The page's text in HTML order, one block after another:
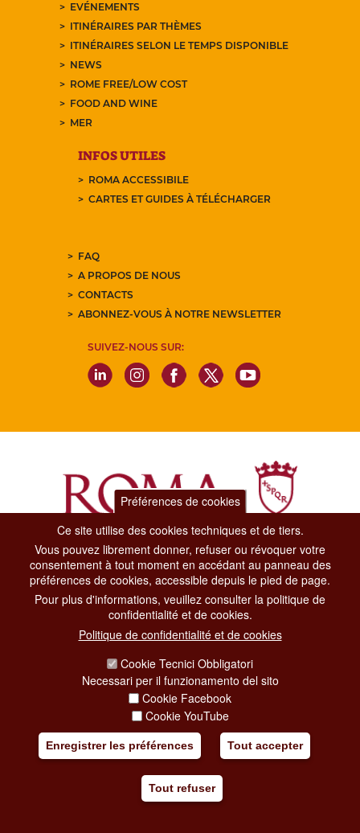
EVÉNEMENTS
ITINÉRAIRES PAR THÈMES
ITINÉRAIRES SELON LE TEMPS DISPONIBLE
NEWS
ROME FREE/LOW COST
FOOD AND WINE
MER
INFOS UTILES
ROMA ACCESSIBILE
CARTES ET GUIDES À TÉLÉCHARGER
FAQ
A PROPOS DE NOUS
CONTACTS
ABONNEZ-VOUS À NOTRE NEWSLETTER
SUIVEZ-NOUS SUR:
Dipartimento Grandi Eventi, Sport, Turismo e Moda.
Via di San Basilio, 51
00187 Roma
CONTACT CENTER TEL. 06 06 08
CONTATTA LA REDAZIONE
SOCIAL MEDIA POLICY
COPYRIGHT
Préférences de cookies
Ce site utilise des cookies techniques et de tiers.
Vous pouvez librement donner, refuser ou révoquer votre
consentement à tout moment en accédant au panneau des
préférences de cookies, accessible depuis le pied de page.
Pour plus d'informations, veuillez consulter la politique de
confidentialité et de cookies.
Politique de confidentialité et de cookies
Cookie Tecnici Obbligatori
Necessari per il funzionamento del sito
Cookie Facebook
Cookie YouTube
Enregistrer les préférences Tout accepter
Tout refuser